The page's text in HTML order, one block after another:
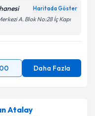
Haritada Göster
A. Blok No:28 İç Kapı
Daha Fazla
Atalay